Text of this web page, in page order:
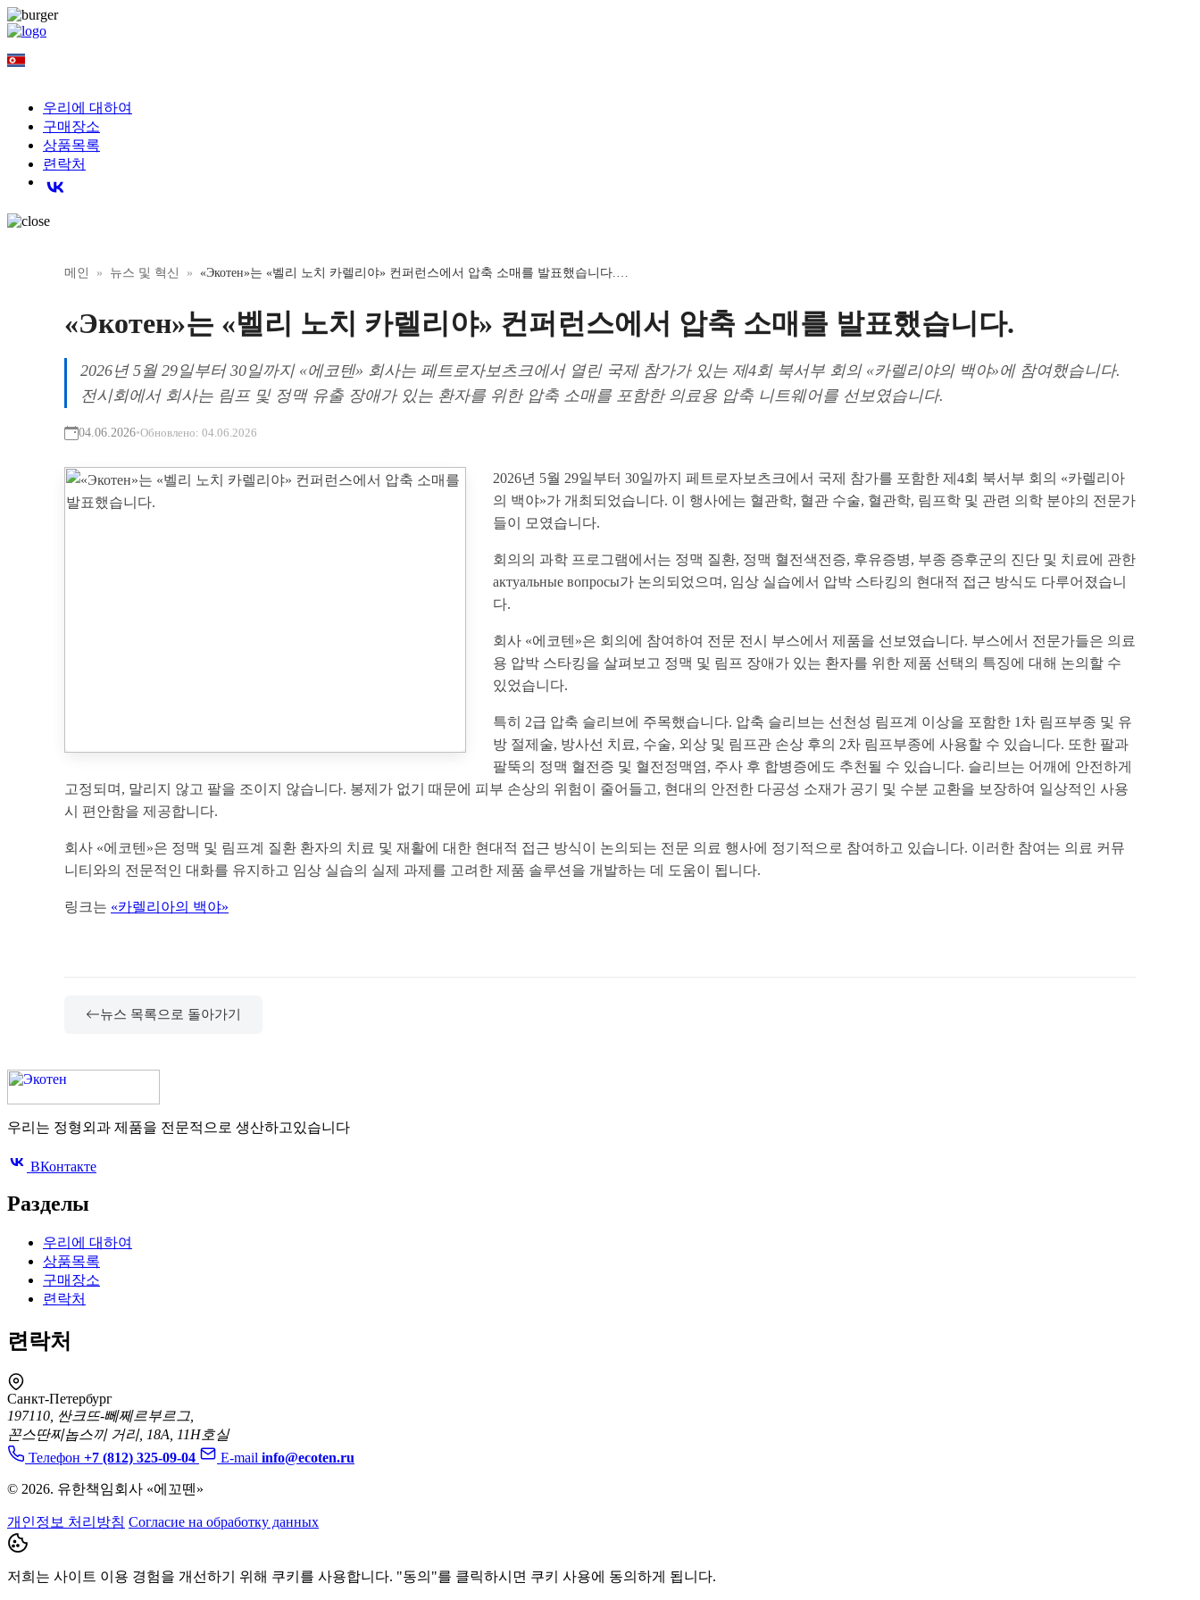
우리에 대하여
구매장소
상품목록
련락처
메인 뉴스 및 혁신 «Экотен»는 «벨리 노치 카렐리야» 컨퍼런스에서 압축 소매를 발표했습니다.…
«Экотен»는 «벨리 노치 카렐리야» 컨퍼런스에서 압축 소매를 발표했습니다.
2026년 5월 29일부터 30일까지 «에코텐» 회사는 페트로자보츠크에서 열린 국제 참가가 있는 제4회 북서부 회의 «카렐리야의 백야»에 참여했습니다.
전시회에서 회사는 림프 및 정맥 유출 장애가 있는 환자를 위한 압축 소매를 포함한 의료용 압축 니트웨어를 선보였습니다.
04.06.2026•Обновлено: 04.06.2026
2026년 5월 29일부터 30일까지 페트로자보츠크에서 국제 참가를 포함한 제4회 북서부 회의 «카렐리아
의 백야»가 개최되었습니다. 이 행사에는 혈관학, 혈관 수술, 혈관학, 림프학 및 관련 의학 분야의 전문가
들이 모였습니다.
회의의 과학 프로그램에서는 정맥 질환, 정맥 혈전색전증, 후유증병, 부종 증후군의 진단 및 치료에 관한
актуальные вопросы가 논의되었으며, 임상 실습에서 압박 스타킹의 현대적 접근 방식도 다루어졌습니
다.
회사 «에코텐»은 회의에 참여하여 전문 전시 부스에서 제품을 선보였습니다. 부스에서 전문가들은 의료
용 압박 스타킹을 살펴보고 정맥 및 림프 장애가 있는 환자를 위한 제품 선택의 특징에 대해 논의할 수
있었습니다.
특히 2급 압축 슬리브에 주목했습니다. 압축 슬리브는 선천성 림프계 이상을 포함한 1차 림프부종 및 유
방 절제술, 방사선 치료, 수술, 외상 및 림프관 손상 후의 2차 림프부종에 사용할 수 있습니다. 또한 팔과
팔뚝의 정맥 혈전증 및 혈전정맥염, 주사 후 합병증에도 추천될 수 있습니다. 슬리브는 어깨에 안전하게
고정되며, 말리지 않고 팔을 조이지 않습니다. 봉제가 없기 때문에 피부 손상의 위험이 줄어들고, 현대의 안전한 다공성 소재가 공기 및 수분 교환을 보장하여 일상적인 사용
시 편안함을 제공합니다.
회사 «에코텐»은 정맥 및 림프계 질환 환자의 치료 및 재활에 대한 현대적 접근 방식이 논의되는 전문 의료 행사에 정기적으로 참여하고 있습니다. 이러한 참여는 의료 커뮤
니티와의 전문적인 대화를 유지하고 임상 실습의 실제 과제를 고려한 제품 솔루션을 개발하는 데 도움이 됩니다.
링크는 «카렐리아의 백야»
뉴스 목록으로 돌아가기
우리는 정형외과 제품을 전문적으로 생산하고있습니다
ВКонтакте
Разделы
우리에 대하여
상품목록
구매장소
련락처
련락처
Санкт-Петербург
197110, 싼크뜨-뻬쩨르부르그,
꼰스딴찌놉스끼 거리, 18A, 11H호실
Телефон +7 (812) 325-09-04 E-mail info@ecoten.ru
© 2026. 유한책임회사 «에꼬뗀»
개인정보 처리방침 Согласие на обработку данных
저희는 사이트 이용 경험을 개선하기 위해 쿠키를 사용합니다. "동의"를 클릭하시면 쿠키 사용에 동의하게 됩니다.